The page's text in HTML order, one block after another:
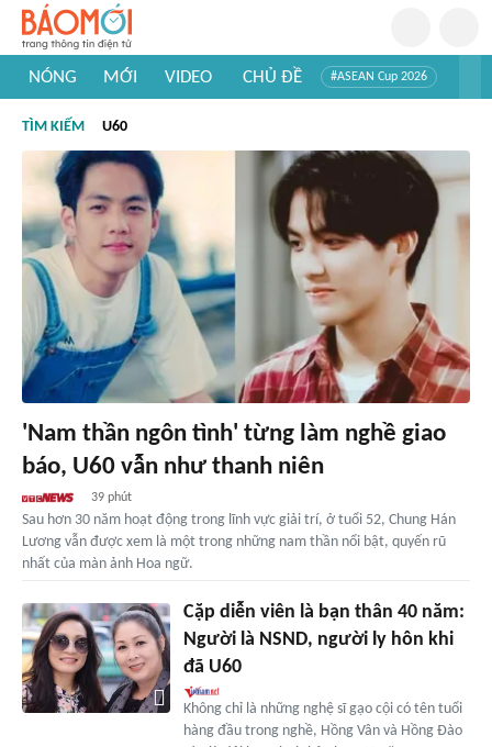
NÓNG MỚI VIDEO CHỦ ĐỀ #ASEAN Cup 2026
#Khám phá thế giới
TÌM KIẾM U60
'Nam thần ngôn tình' từng làm nghề giao
báo, U60 vẫn như thanh niên
39 phút
Sau hơn 30 năm hoạt động trong lĩnh vực giải trí, ở tuổi 52, Chung Hán
Lương vẫn được xem là một trong những nam thần nổi bật, quyến rũ
nhất của màn ảnh Hoa ngữ.
Cặp diễn viên là bạn thân 40 năm:
Người là NSND, người ly hôn khi
đã U60
Không chỉ là những nghệ sĩ gạo cội có tên tuổi
hàng đầu trong nghề, Hồng Vân và Hồng Đào